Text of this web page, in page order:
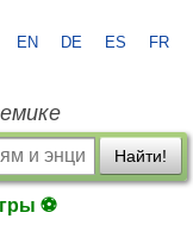
EN DE ES FR
Найти!
⚽